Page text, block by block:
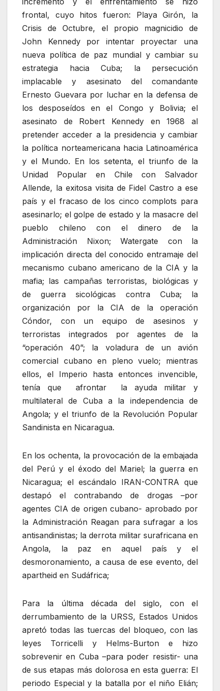
frontal, cuyo hitos fueron: Playa Girón, la
Crisis de Octubre, el propio magnicidio de
John Kennedy por intentar proyectar una
nueva política de paz mundial y cambiar su
estrategia hacia Cuba; la persecución
implacable y asesinato del comandante
Ernesto Guevara por luchar en la defensa de
los desposeídos en el Congo y Bolivia; el
asesinato de Robert Kennedy en 1968 al
pretender acceder a la presidencia y cambiar
la política norteamericana hacia Latinoamérica
y el Mundo. En los setenta, el triunfo de la
Unidad Popular en Chile con Salvador
Allende, la exitosa visita de Fidel Castro a ese
país y el fracaso de los cinco complots para
asesinarlo; el golpe de estado y la masacre del
pueblo chileno con el dinero de la
Administración Nixon; Watergate con la
implicación directa del conocido entramaje del
mecanismo cubano americano de la CIA y la
mafia; las campañas terroristas, biológicas y
de guerra sicológicas contra Cuba; la
organización por la CIA de la operación
Cóndor, con un equipo de asesinos y
terroristas integrados por agentes de la
“operación 40”; la voladura de un avión
comercial cubano en pleno vuelo; mientras
ellos, el Imperio hasta entonces invencible,
tenía que afrontar la ayuda militar y
multilateral de Cuba a la independencia de
Angola; y el triunfo de la Revolución Popular
Sandinista en Nicaragua.
En los ochenta, la provocación de la embajada
del Perú y el éxodo del Mariel; la guerra en
Nicaragua; el escándalo IRAN-CONTRA que
destapó el contrabando de drogas –por
agentes CIA de origen cubano- aprobado por
la Administración Reagan para sufragar a los
antisandinistas; la derrota militar surafricana en
Angola, la paz en aquel país y el
desmoronamiento, a causa de ese evento, del
apartheid en Sudáfrica;
Para la última década del siglo, con el
derrumbamiento de la URSS, Estados Unidos
apretó todas las tuercas del bloqueo, con las
leyes Torricelli y Helms-Burton e hizo
sobrevenir en Cuba –para poder resistir- una
de sus etapas más dolorosa en esta guerra: El
periodo Especial y la batalla por el niño Elián;